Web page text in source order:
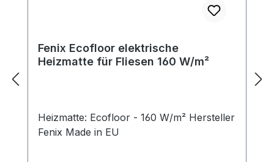
Fenix Ecofloor elektrische
Heizmatte für Fliesen 160 W/m²
Heizmatte: Ecofloor - 160 W/m² Hersteller
Fenix Made in EU